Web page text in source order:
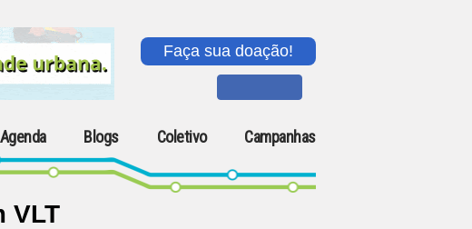
Faça sua doação!
Agenda Blogs Coletivo Campanhas
VLT